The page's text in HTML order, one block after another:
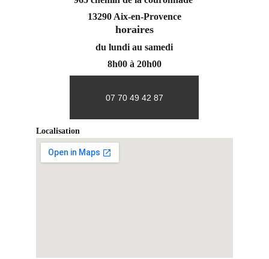
13290 Aix-en-Provence
07 70 49 42 87
Localisation
horaires
du lundi au samedi
8h00 à 20h00